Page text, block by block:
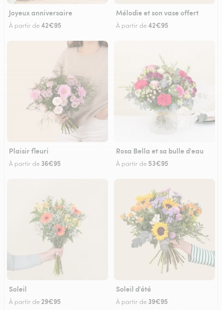
Joyeux anniversaire
À partir de42€95
Mélodie et son vase offert
À partir de42€95
Plaisir fleuri
À partir de 36€95
Rosa Bella et sa bulle d'eau
À partir de 53€95
Soleil
À partir de 29€95
Soleil d'été
À partir de 39€95